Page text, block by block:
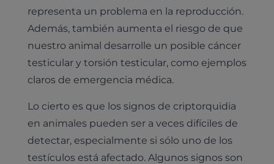
representa un problema en la reproducción.
Además, también aumenta el riesgo de que
nuestro animal desarrolle un posible cáncer
testicular y torsión testicular, como ejemplos
claros de emergencia médica.
Lo cierto es que los signos de criptorquidia
en animales pueden ser a veces difíciles de
detectar, especialmente si sólo uno de los
testículos está afectado. Algunos signos son